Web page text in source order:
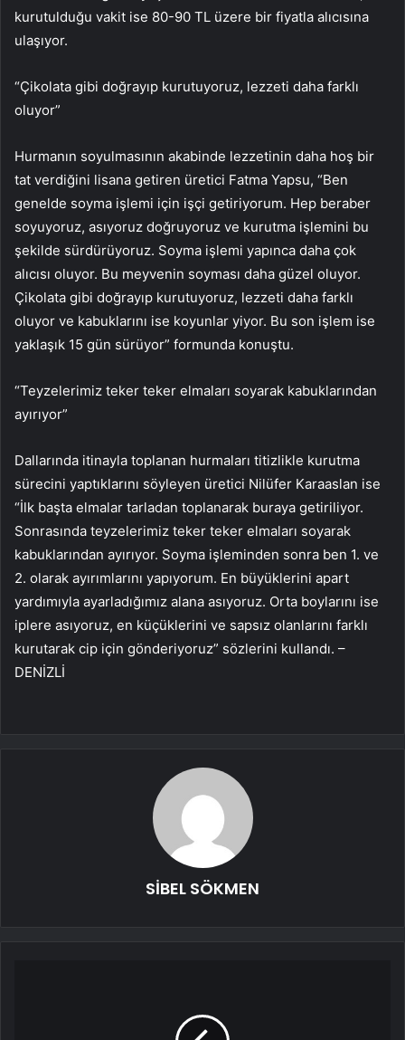
kurutulduğu vakit ise 80-90 TL üzere bir fiyatla alıcısına
ulaşıyor.
“Çikolata gibi doğrayıp kurutuyoruz, lezzeti daha farklı
oluyor”
Hurmanın soyulmasının akabinde lezzetinin daha hoş bir
tat verdiğini lisana getiren üretici Fatma Yapsu, “Ben
genelde soyma işlemi için işçi getiriyorum. Hep beraber
soyuyoruz, asıyoruz doğruyoruz ve kurutma işlemini bu
şekilde sürdürüyoruz. Soyma işlemi yapınca daha çok
alıcısı oluyor. Bu meyvenin soyması daha güzel oluyor.
Çikolata gibi doğrayıp kurutuyoruz, lezzeti daha farklı
oluyor ve kabuklarını ise koyunlar yiyor. Bu son işlem ise
yaklaşık 15 gün sürüyor” formunda konuştu.
“Teyzelerimiz teker teker elmaları soyarak kabuklarından
ayırıyor”
Dallarında itinayla toplanan hurmaları titizlikle kurutma
sürecini yaptıklarını söyleyen üretici Nilüfer Karaaslan ise
“İlk başta elmalar tarladan toplanarak buraya getiriliyor.
Sonrasında teyzelerimiz teker teker elmaları soyarak
kabuklarından ayırıyor. Soyma işleminden sonra ben 1. ve
2. olarak ayırımlarını yapıyorum. En büyüklerini apart
yardımıyla ayarladığımız alana asıyoruz. Orta boylarını ise
iplere asıyoruz, en küçüklerini ve sapsız olanlarını farklı
kurutarak cip için gönderiyoruz” sözlerini kullandı. –
DENİZLİ
SİBEL SÖKMEN